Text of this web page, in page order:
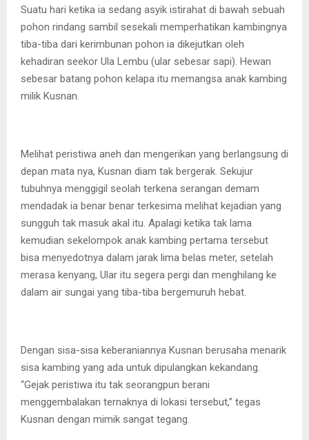
Suatu hari ketika ia sedang asyik istirahat di bawah sebuah
pohon rindang sambil sesekali memperhatikan kambingnya
tiba-tiba dari kerimbunan pohon ia dikejutkan oleh
kehadiran seekor Ula Lembu (ular sebesar sapi). Hewan
sebesar batang pohon kelapa itu memangsa anak kambing
milik Kusnan.
Melihat peristiwa aneh dan mengerikan yang berlangsung di
depan mata nya, Kusnan diam tak bergerak. Sekujur
tubuhnya menggigil seolah terkena serangan demam
mendadak ia benar benar terkesima melihat kejadian yang
sungguh tak masuk akal itu. Apalagi ketika tak lama
kemudian sekelompok anak kambing pertama tersebut
bisa menyedotnya dalam jarak lima belas meter, setelah
merasa kenyang, Ular itu segera pergi dan menghilang ke
dalam air sungai yang tiba-tiba bergemuruh hebat.
Dengan sisa-sisa keberaniannya Kusnan berusaha menarik
sisa kambing yang ada untuk dipulangkan kekandang.
“Gejak peristiwa itu tak seorangpun berani
menggembalakan ternaknya di lokasi tersebut,” tegas
Kusnan dengan mimik sangat tegang.